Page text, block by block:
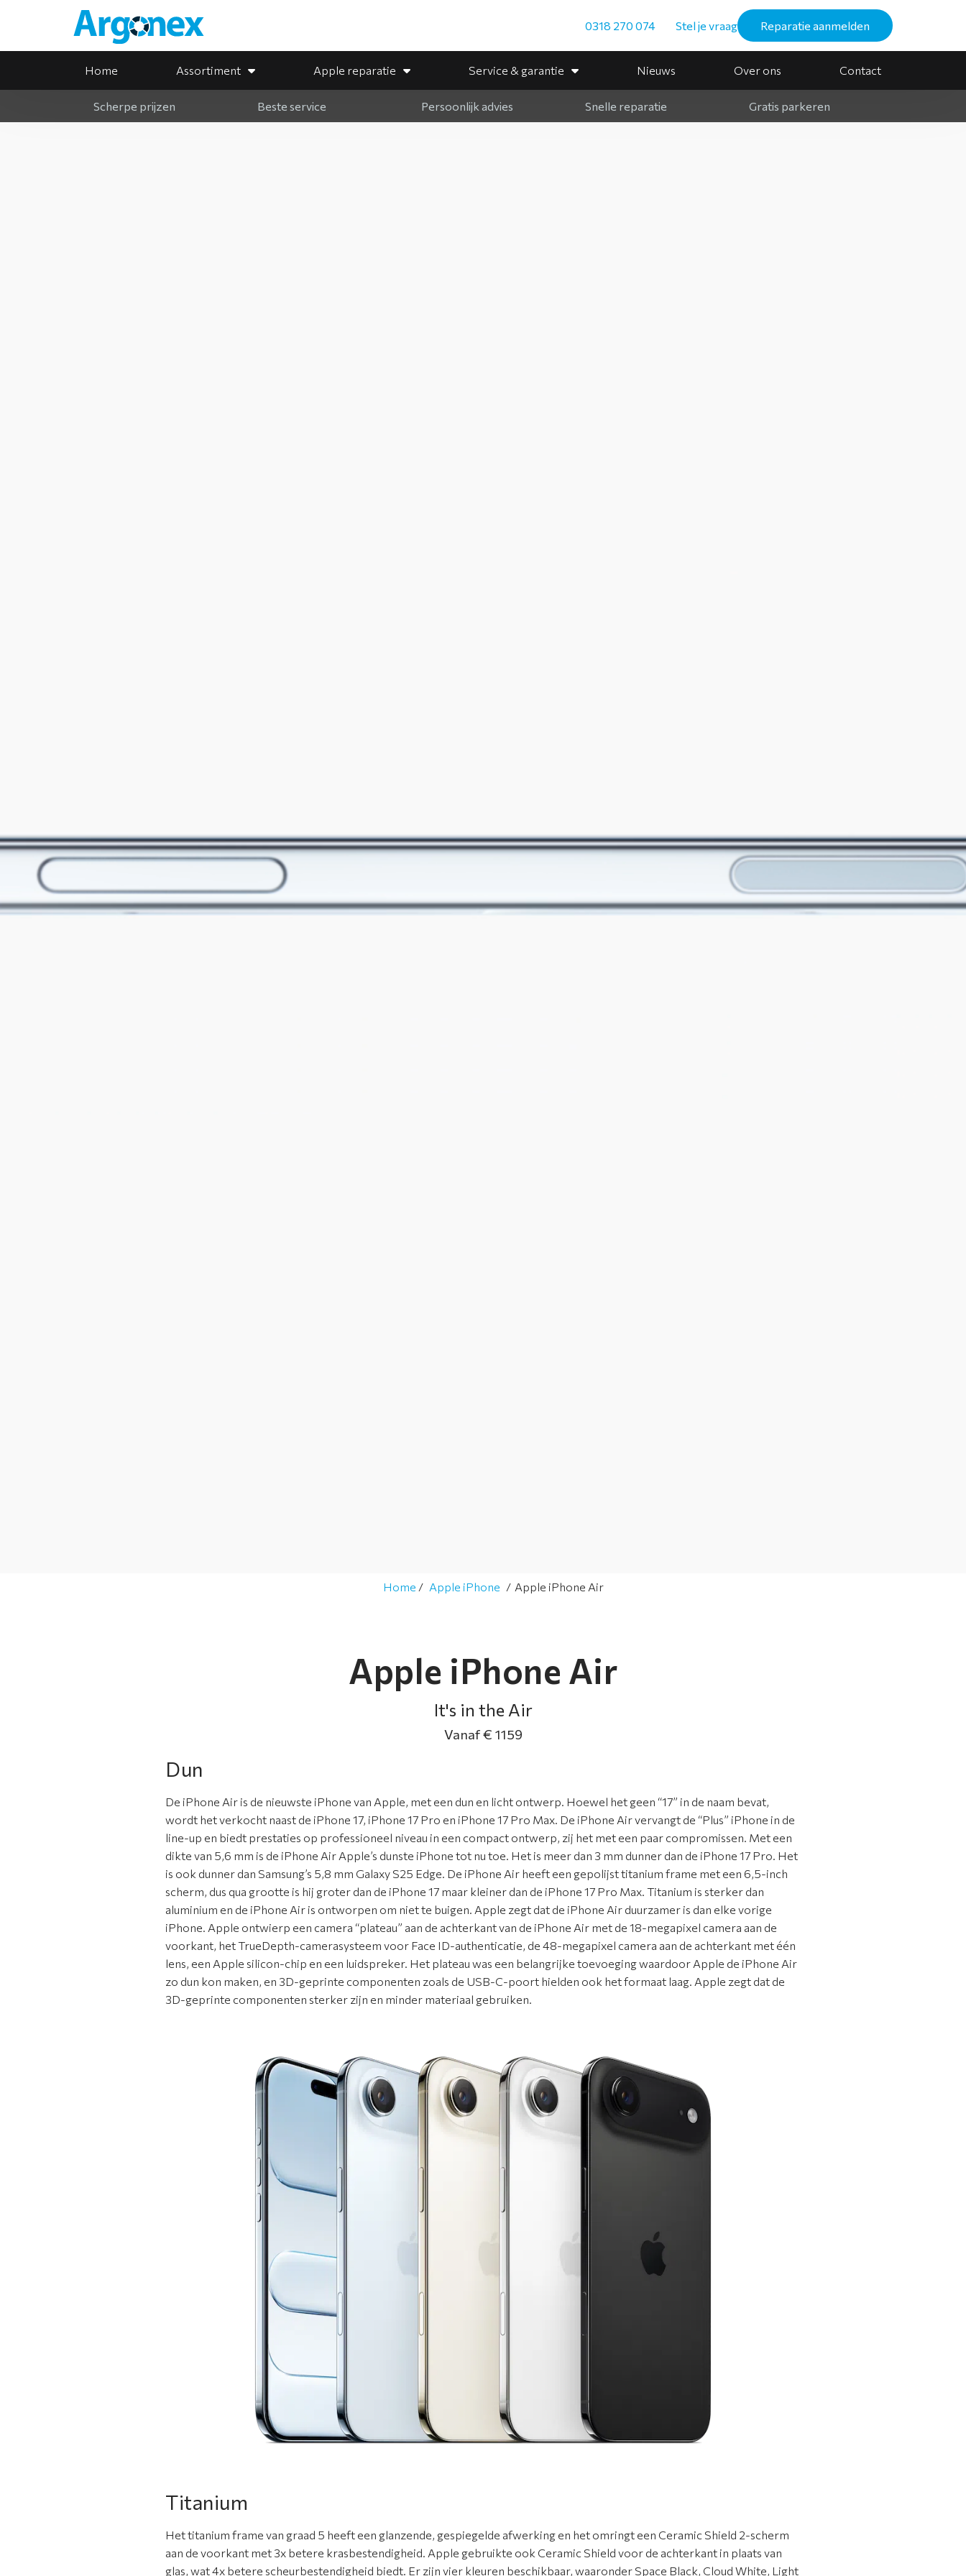
0318 270 074 Stel je vraag Reparatie aanmelden
Home Assortiment Apple reparatie Service & garantie Nieuws Over ons Contact
Scherpe prijzen Beste service Persoonlijk advies Snelle reparatie Gratis parkeren
Home Apple iPhone Apple iPhone Air
Apple iPhone Air
It's in the Air
Vanaf € 1159
Dun
De iPhone Air is de nieuwste iPhone van Apple, met een dun en licht ontwerp. Hoewel het geen “17” in de naam bevat,
wordt het verkocht naast de iPhone 17, iPhone 17 Pro en iPhone 17 Pro Max. De iPhone Air vervangt de “Plus” iPhone in de
line-up en biedt prestaties op professioneel niveau in een compact ontwerp, zij het met een paar compromissen. Met een
dikte van 5,6 mm is de iPhone Air Apple’s dunste iPhone tot nu toe. Het is meer dan 3 mm dunner dan de iPhone 17 Pro. Het
is ook dunner dan Samsung’s 5,8 mm Galaxy S25 Edge. De iPhone Air heeft een gepolijst titanium frame met een 6,5-inch
scherm, dus qua grootte is hij groter dan de iPhone 17 maar kleiner dan de iPhone 17 Pro Max. Titanium is sterker dan
aluminium en de iPhone Air is ontworpen om niet te buigen. Apple zegt dat de iPhone Air duurzamer is dan elke vorige
iPhone. Apple ontwierp een camera “plateau” aan de achterkant van de iPhone Air met de 18-megapixel camera aan de
voorkant, het TrueDepth-camerasysteem voor Face ID-authenticatie, de 48-megapixel camera aan de achterkant met één
lens, een Apple silicon-chip en een luidspreker. Het plateau was een belangrijke toevoeging waardoor Apple de iPhone Air
zo dun kon maken, en 3D-geprinte componenten zoals de USB-C-poort hielden ook het formaat laag. Apple zegt dat de
3D-geprinte componenten sterker zijn en minder materiaal gebruiken.
Titanium
Het titanium frame van graad 5 heeft een glanzende, gespiegelde afwerking en het omringt een Ceramic Shield 2-scherm
aan de voorkant met 3x betere krasbestendigheid. Apple gebruikte ook Ceramic Shield voor de achterkant in plaats van
glas, wat 4x betere scheurbestendigheid biedt. Er zijn vier kleuren beschikbaar, waaronder Space Black, Cloud White, Light